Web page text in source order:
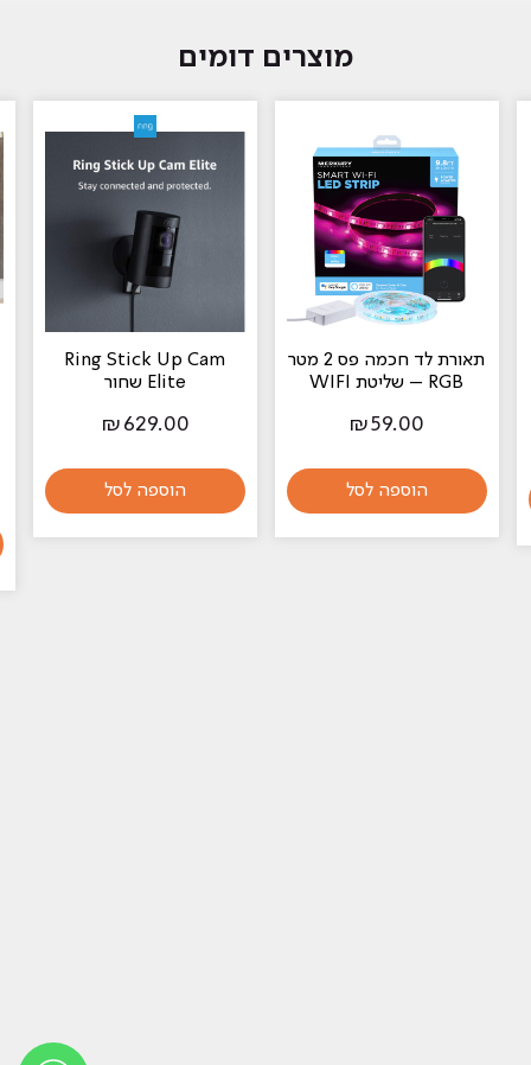
מוצרים דומים
תאורת לד חכמה פס 2 מטר
RGB – שליטת WIFI
₪59.00
הוספה לסל
Ring Stick Up Cam
Elite שחור
₪ 629.00
הוספה לסל